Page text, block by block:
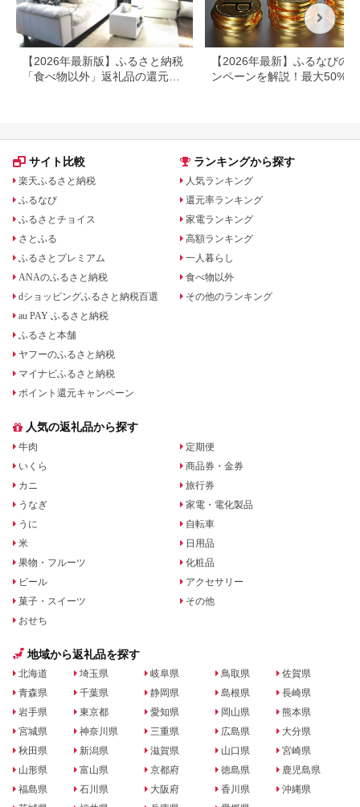
【2026年最新版】ふるさと納税
「食べ物以外」返礼品の還元率
【2026年最新】ふるなびの
ンペーンを解説！最大50%還
サイト比較
楽天ふるさと納税
ふるなび
ふるさとチョイス
さとふる
ふるさとプレミアム
ANAのふるさと納税
dショッピングふるさと納税百選
au PAY ふるさと納税
ふるさと本舗
ヤフーのふるさと納税
マイナビふるさと納税
ポイント還元キャンペーン
ランキングから探す
人気ランキング
還元率ランキング
家電ランキング
高額ランキング
一人暮らし
食べ物以外
その他のランキング
人気の返礼品から探す
牛肉
いくら
カニ
うなぎ
うに
米
果物・フルーツ
ビール
菓子・スイーツ
おせち
定期便
商品券・金券
旅行券
家電・電化製品
自転車
日用品
化粧品
アクセサリー
その他
地域から返礼品を探す
北海道
青森県
岩手県
宮城県
秋田県
山形県
福島県
埼玉県
千葉県
東京都
神奈川県
新潟県
富山県
石川県
岐阜県
静岡県
愛知県
三重県
滋賀県
京都府
大阪府
鳥取県
島根県
岡山県
広島県
山口県
徳島県
香川県
佐賀県
長崎県
熊本県
大分県
宮崎県
鹿児島県
沖縄県